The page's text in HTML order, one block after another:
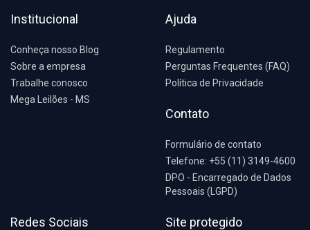
Institucional
Conheça nosso Blog
Sobre a empresa
Trabalhe conosco
Mega Leilões - MS
Ajuda
Regulamento
Perguntas Frequentes (FAQ)
Política de Privacidade
Contato
Formulário de contato
Telefone: +55 (11) 3149-4600
DPO - Encarregado de Dados
Pessoais (LGPD)
Redes Sociais Site protegido